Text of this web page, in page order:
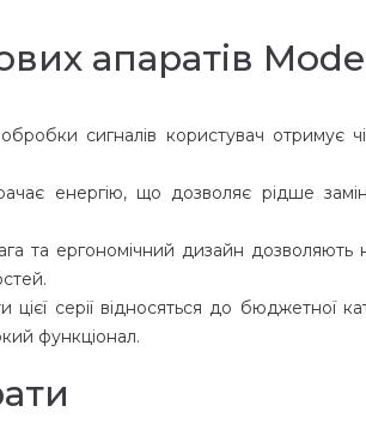
апаратів
сигналів користувач отримує
енергію, що дозволяє рідше
та ергономічний дизайн дозволяють
серії відносяться до бюджетної
функціонал.